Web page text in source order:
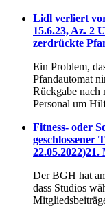
Lidl verliert
15.6.23, Az. 2
zerdrückte
Ein Problem,
Pfandautomat
Rückgabe nach
Personal um
Fitness- oder
geschlossener
22.05.2022)21.
Der BGH hat
dass Studios